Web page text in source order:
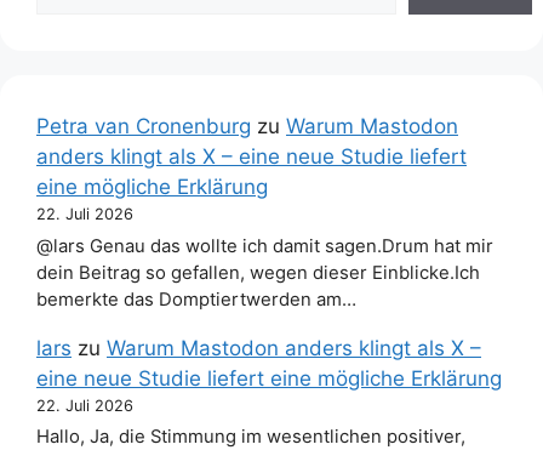
Petra van Cronenburg zu Warum Mastodon
anders klingt als X – eine neue Studie liefert
eine mögliche Erklärung
22. Juli 2026
@lars Genau das wollte ich damit sagen.Drum hat mir
dein Beitrag so gefallen, wegen dieser Einblicke.Ich
bemerkte das Domptiertwerden am…
lars zu Warum Mastodon anders klingt als X –
eine neue Studie liefert eine mögliche Erklärung
22. Juli 2026
Hallo, Ja, die Stimmung im wesentlichen positiver,